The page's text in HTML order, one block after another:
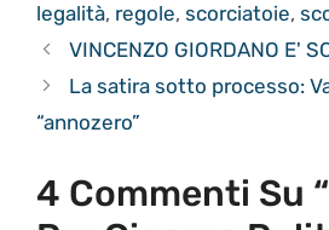
legalità, regole, scorciatoie,
VINCENZO GIORDANO E'
La satira sotto processo:
“annozero”
4 Commenti Su